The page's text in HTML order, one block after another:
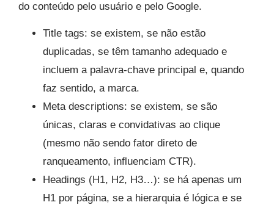
do conteúdo pelo usuário e pelo Google.
Title tags: se existem, se não estão
duplicadas, se têm tamanho adequado e
incluem a palavra-chave principal e, quando
faz sentido, a marca.
Meta descriptions: se existem, se são
únicas, claras e convidativas ao clique
(mesmo não sendo fator direto de
ranqueamento, influenciam CTR).
Headings (H1, H2, H3…): se há apenas um
H1 por página, se a hierarquia é lógica e se